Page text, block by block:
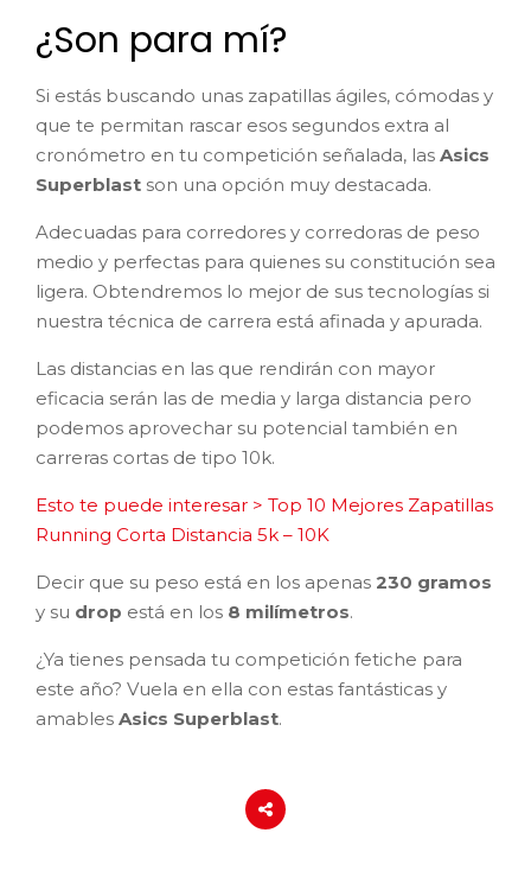
¿Son para mí?
Si estás buscando unas zapatillas ágiles, cómodas y
que te permitan rascar esos segundos extra al
cronómetro en tu competición señalada, las Asics
Superblast son una opción muy destacada.
Adecuadas para corredores y corredoras de peso
medio y perfectas para quienes su constitución sea
ligera. Obtendremos lo mejor de sus tecnologías si
nuestra técnica de carrera está afinada y apurada.
Las distancias en las que rendirán con mayor
eficacia serán las de media y larga distancia pero
podemos aprovechar su potencial también en
carreras cortas de tipo 10k.
Esto te puede interesar > Top 10 Mejores Zapatillas
Running Corta Distancia 5k – 10K
Decir que su peso está en los apenas 230 gramos
y su drop está en los 8 milímetros.
¿Ya tienes pensada tu competición fetiche para
este año? Vuela en ella con estas fantásticas y
amables Asics Superblast.